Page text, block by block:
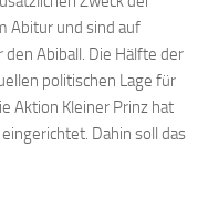
Abitur und sind auf
Abiball. Die Hälfte der
politischen Lage für
Aktion Kleiner Prinz hat
Dahin soll das